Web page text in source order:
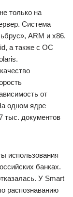
только на
Система
ARM и x86.
а также с ОС
от
одном ядре
тыс. документов
использования
банках.
У Smart
распознаванию